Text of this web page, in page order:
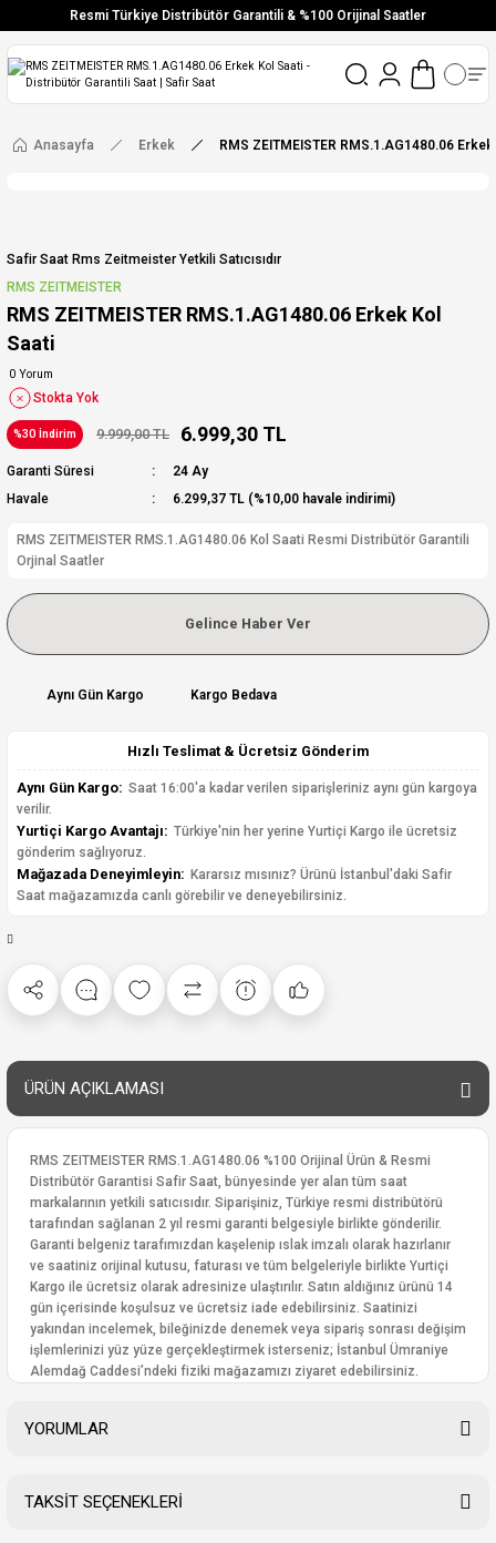
Resmi Türkiye Distribütör Garantili & %100 Orijinal Saatler
Vade Farksız 6 Taksit
Aynı Gün Stoktan Gönderim
Ücretsiz Kargo
Anasayfa Erkek RMS ZEITMEISTER RMS.1.AG1480.06
Safir Saat Rms Zeitmeister Yetkili Satıcısıdır
RMS ZEITMEISTER
RMS ZEITMEISTER RMS.1.AG1480.06 Erkek Kol
Saati
0 Yorum
Stokta Yok
%30 İndirim 9.999,00 TL 6.999,30 TL
Garanti Süresi
24 Ay
Havale
6.299,37 TL (%10,00 havale indirimi)
RMS ZEITMEISTER RMS.1.AG1480.06 Kol Saati Resmi Distribütör Garantili
Orjinal Saatler
Gelince Haber Ver
Aynı Gün Kargo Kargo Bedava
Hızlı Teslimat & Ücretsiz Gönderim
Aynı Gün Kargo: Saat 16:00'a kadar verilen siparişleriniz aynı gün kargoya
verilir.
Yurtiçi Kargo Avantajı: Türkiye'nin her yerine Yurtiçi Kargo ile ücretsiz
gönderim sağlıyoruz.
Mağazada Deneyimleyin: Kararsız mısınız? Ürünü İstanbul'daki Safir
Saat mağazamızda canlı görebilir ve deneyebilirsiniz.
ÜRÜN AÇIKLAMASI
RMS ZEITMEISTER RMS.1.AG1480.06 %100 Orijinal Ürün & Resmi
Distribütör Garantisi Safir Saat, bünyesinde yer alan tüm saat
markalarının yetkili satıcısıdır. Siparişiniz, Türkiye resmi distribütörü
tarafından sağlanan 2 yıl resmi garanti belgesiyle birlikte gönderilir.
Garanti belgeniz tarafımızdan kaşelenip ıslak imzalı olarak hazırlanır
ve saatiniz orijinal kutusu, faturası ve tüm belgeleriyle birlikte Yurtiçi
Kargo ile ücretsiz olarak adresinize ulaştırılır. Satın aldığınız ürünü 14
gün içerisinde koşulsuz ve ücretsiz iade edebilirsiniz. Saatinizi
yakından incelemek, bileğinizde denemek veya sipariş sonrası değişim
işlemlerinizi yüz yüze gerçekleştirmek isterseniz; İstanbul Ümraniye
Alemdağ Caddesi’ndeki fiziki mağazamızı ziyaret edebilirsiniz.
YORUMLAR
TAKSİT SEÇENEKLERİ